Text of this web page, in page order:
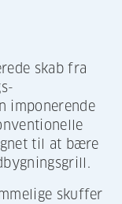
skab fra
imponerende
til at bære
skuffer